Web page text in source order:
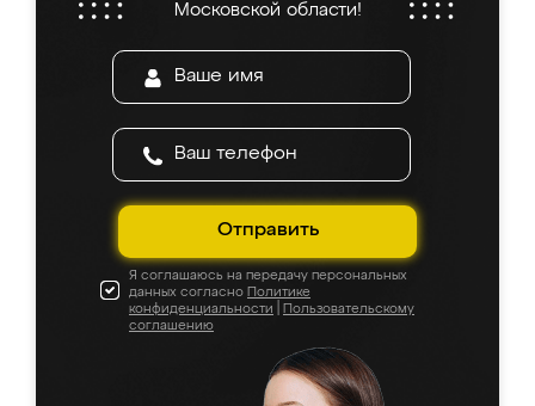
Московской области!
Отправить
Я соглашаюсь на передачу персональных
данных согласно Политике
конфиденциальности
Пользовательскому
соглашению